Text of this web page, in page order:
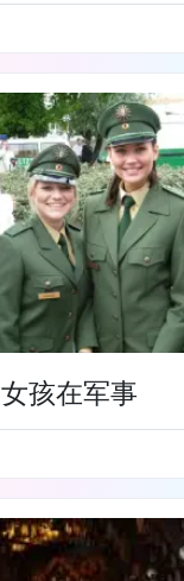
了解更多
女孩在军事
了解更多